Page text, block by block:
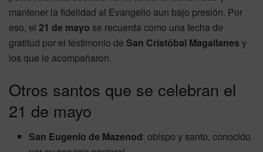
mantener la fidelidad al Evangelio aun bajo presión. Por
eso, el 21 de mayo se recuerda como una fecha de
gratitud por el testimonio de San Cristóbal Magallanes y
los que le acompañaron.
Otros santos que se celebran el
21 de mayo
San Eugenio de Mazenod: obispo y santo, conocido